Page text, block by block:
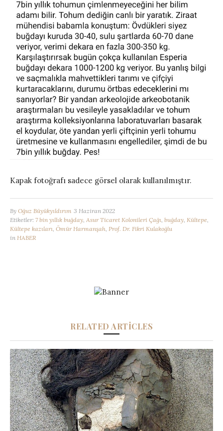
Kapak fotoğrafı sadece görsel olarak kullanılmıştır.
By Oğuz Büyükyıldırım 3 Haziran 2022
Etiketler: 7 bin yıllık buğday, Asur Ticaret Kolonileri Çağı, buğday, Kültepe,
Kültepe kazıları, Ömür Harmanşah, Prof. Dr. Fikri Kulakoğlu
in HABER
RELATED ARTICLES